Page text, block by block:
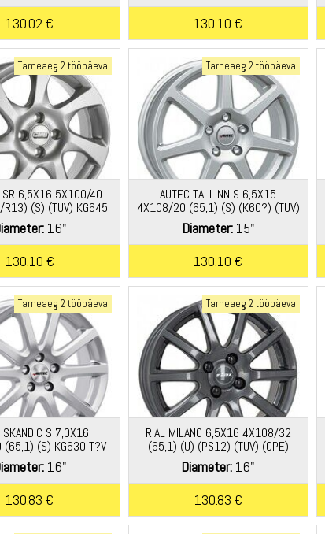
130.02 €
130.10 €
Tarneaeg 2 tööpäeva
SR 6,5X16 5X100/40
(S) (TUV) KG645
*
16"
130.10 €
Tarneaeg 2 tööpäeva
AUTEC TALLINN S 6,5X15
4X108/20 (65,1) (S) (K60?) (TUV)
KG660 *
Diameter:15"
130.10 €
Tarneaeg 2 tööpäeva
SKANDIC S 7,0X16
(S) KG630 T?V
16"
130.83 €
Tarneaeg 2 tööpäeva
RIAL MILANO 6,5X16 4X108/32
(65,1) (U) (PS12) (TUV) (OPE)
KG610 *
Diameter: 16"
130.83 €